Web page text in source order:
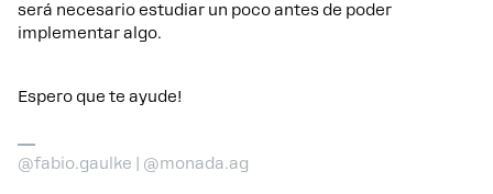
será necesario estudiar un poco antes de poder
implementar algo.
Espero que te ayude!
@fabio.gaulke | @monada.ag